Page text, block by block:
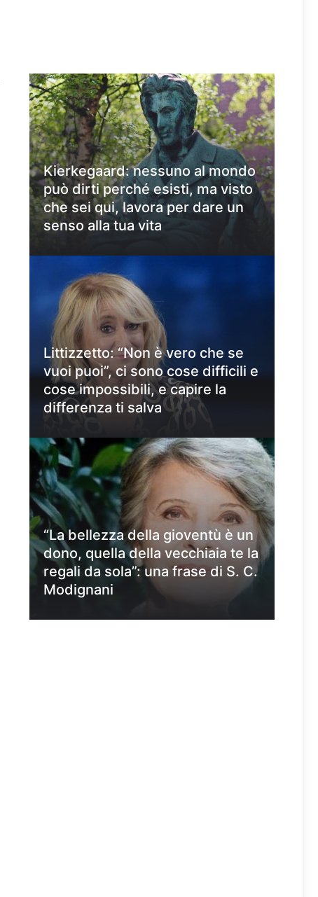
Kierkegaard: nessuno al mondo
può dirti perché esisti, ma visto
che sei qui, lavora per dare un
senso alla tua vita
Littizzetto: “Non è vero che se
vuoi puoi”, ci sono cose difficili e
cose impossibili, e capire la
differenza ti salva
“La bellezza della gioventù è un
dono, quella della vecchiaia te la
regali da sola”: una frase di S. C.
Modignani